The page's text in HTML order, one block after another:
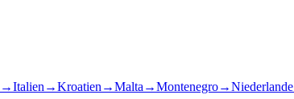
→Italien →Kroatien →Malta →Montenegro→Niederlande